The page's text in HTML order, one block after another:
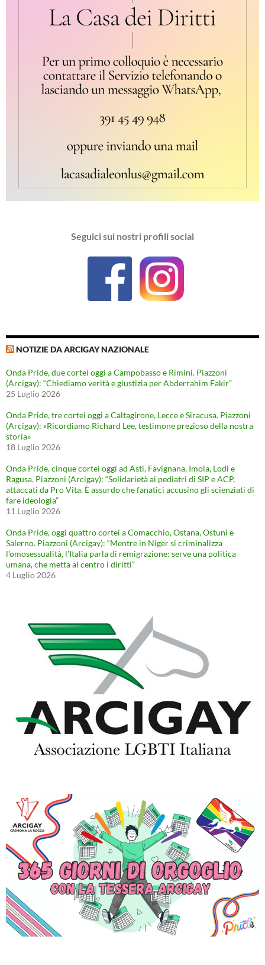
Seguici sui nostri profili social
NOTIZIE DA ARCIGAY NAZIONALE
Onda Pride, due cortei oggi a Campobasso e Rimini. Piazzoni
(Arcigay): “Chiediamo verità e giustizia per Abderrahim Fakir”
25 Luglio 2026
Onda Pride, tre cortei oggi a Caltagirone, Lecce e Siracusa. Piazzoni
(Arcigay): «Ricordiamo Richard Lee, testimone prezioso della nostra
storia»
18 Luglio 2026
Onda Pride, cinque cortei oggi ad Asti, Favignana, Imola, Lodi e
Ragusa. Piazzoni (Arcigay): “Solidarietà ai pediatri di SIP e ACP,
attaccati da Pro Vita. È assurdo che fanatici accusino gli scienziati di
fare ideologia”
11 Luglio 2026
Onda Pride, oggi quattro cortei a Comacchio, Ostana, Ostuni e
Salerno. Piazzoni (Arcigay): “Mentre in Niger si criminalizza
l’omosessualità, l’Italia parla di remigrazione: serve una politica
umana, che metta al centro i diritti”
4 Luglio 2026